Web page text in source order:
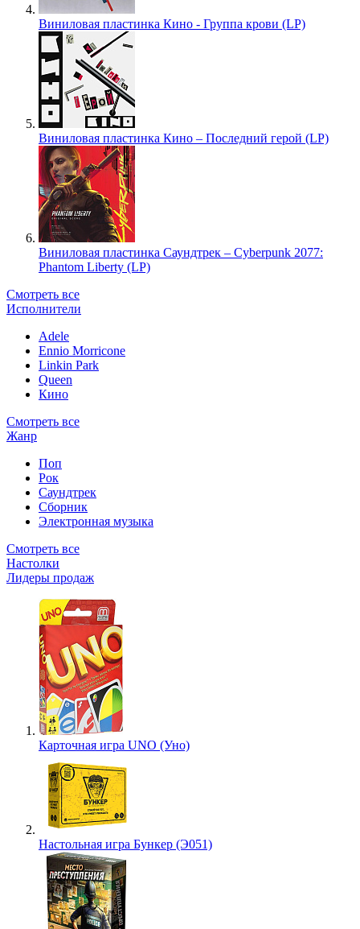
Виниловая пластинка Кино - Группа крови (LP)
Виниловая пластинка Кино – Последний герой (LP)
Виниловая пластинка Саундтрек – Cyberpunk 2077:
Phantom Liberty (LP)
Смотреть все
Исполнители
Adele
Ennio Morricone
Linkin Park
Queen
Кино
Смотреть все
Жанр
Поп
Рок
Саундтрек
Сборник
Электронная музыка
Смотреть все
Настолки
Лидеры продаж
Карточная игра UNO (Уно)
Настольная игра Бункер (Э051)